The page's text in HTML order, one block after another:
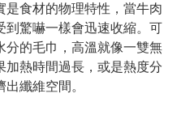
食材的物理特性，當牛肉
到驚嚇一樣會迅速收縮。可
分的毛巾，高溫就像一雙無
熱時間過長，或是熱度分
纖維空間。